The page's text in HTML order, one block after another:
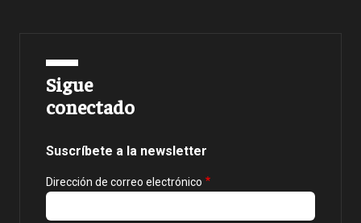
Sigue
conectado
Suscríbete a la newsletter
Dirección de correo electrónico